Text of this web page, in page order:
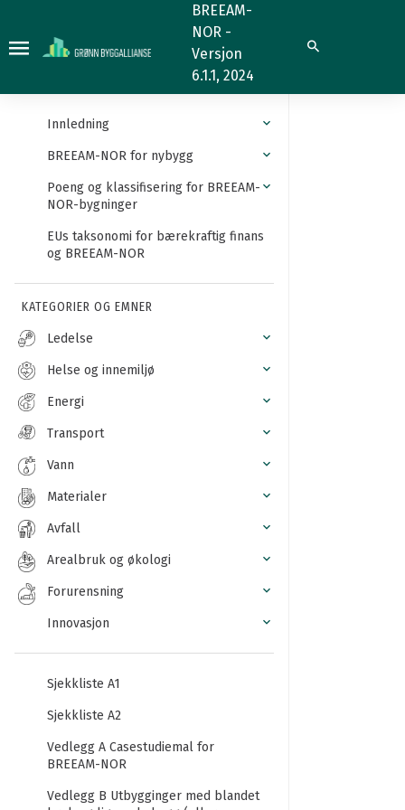
Glare
Probability
BREEAM-
NOR -
Versjon
6.1.1, 2024
Søk
Innledning
BREEAM-NOR for nybygg
Poeng og klassifisering for BREEAM-
NOR-bygninger
EUs taksonomi for bærekraftig finans
og BREEAM-NOR
KATEGORIER OG EMNER
Ledelse
Helse og innemiljø
Energi
Transport
Vann
Materialer
Avfall
Arealbruk og økologi
Forurensning
Innovasjon
Sjekkliste A1
Sjekkliste A2
Vedlegg A Casestudiemal for
BREEAM-NOR
Vedlegg B Utbygginger med blandet